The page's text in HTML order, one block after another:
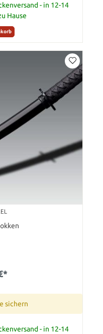
- in 12-14
Hause
sichern
- in 12-14